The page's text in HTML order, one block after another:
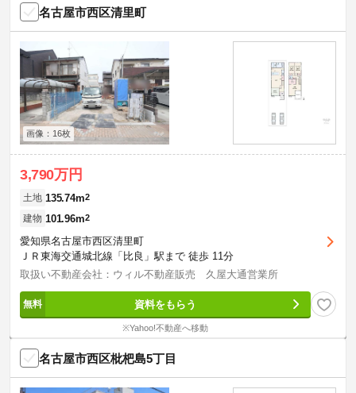
名古屋市西区清里町
画像：16枚
3,790万円
土地 135.74m2
建物 101.96m2
愛知県名古屋市西区清里町
ＪＲ東海交通城北線「比良」駅まで 徒歩 11分
取扱い不動産会社：ウィル不動産販売 久屋大通営業所
資料をもらう
※Yahoo!不動産へ移動
名古屋市西区枇杷島5丁目